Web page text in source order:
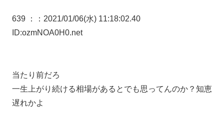
639 ：
：2021/01/06(水) 11:18:02.40
ID:ozmNOA0H0.net
当たり前だろ
一生上がり続ける相場があるとでも思ってんのか？知恵
遅れかよ